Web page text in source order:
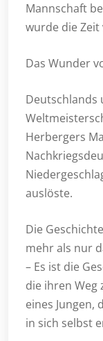
Mannschaft
wurde die
Das Wunder
Deutschlands
Herbergers
auslöste.
Die
mehr als nur
– Es ist die
die ihren
eines Jungen,
in sich selbst